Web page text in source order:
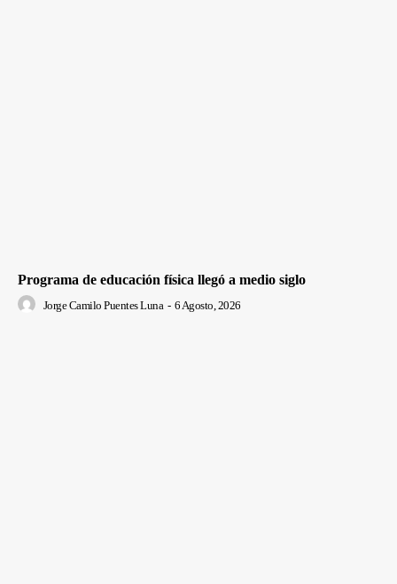
Programa de educación física llegó a medio siglo
Jorge Camilo Puentes Luna - 6 Agosto, 2026